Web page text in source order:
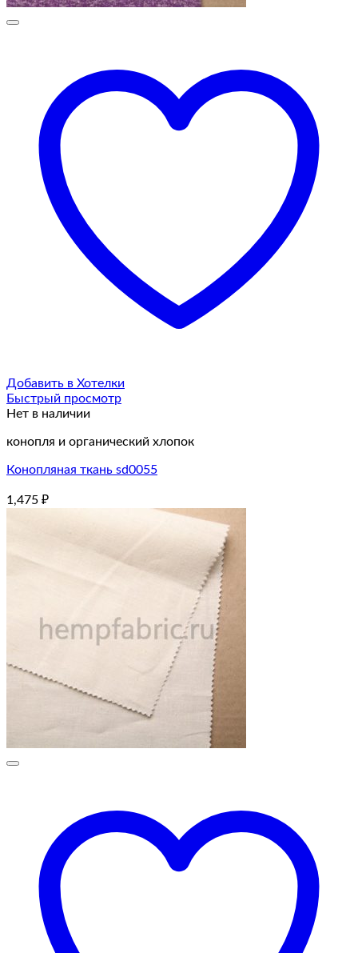
Добавить в Хотелки
Быстрый просмотр
Нет в наличии
конопля и органический хлопок
Конопляная ткань sd0055
1,475 ₽